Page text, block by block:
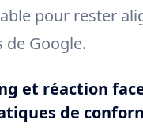
pour rester
de Google.
et réaction
de